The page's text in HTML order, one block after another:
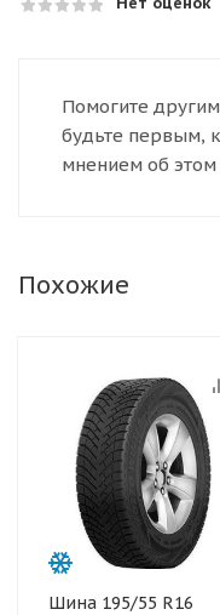
Помогите
будьте первым,
мнением об этом
Похожие
Шина 195/55 R16